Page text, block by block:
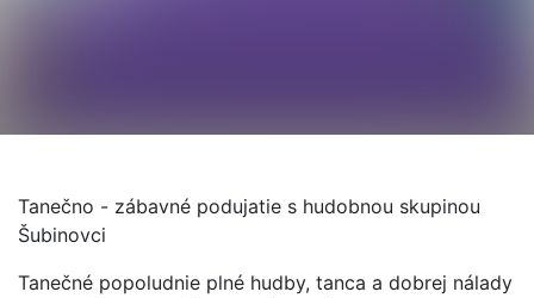
Tanečno - zábavné podujatie s hudobnou skupinou
Šubinovci
Tanečné popoludnie plné hudby, tanca a dobrej nálady